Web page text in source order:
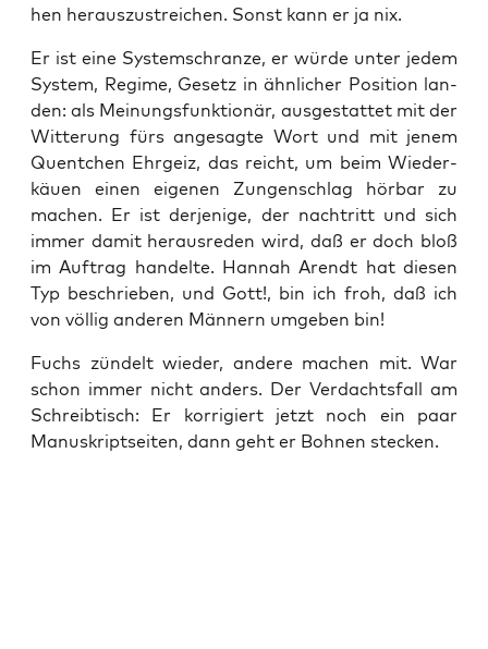
hen her­aus­zu­strei­chen. Sonst kann er ja nix.
Er ist eine Sys­tem­schran­ze, er wür­de unter jedem
Sys­tem, Regime, Gesetz in ähn­li­cher Posi­ti­on lan­
den: als Mei­nungs­funk­tio­när, aus­ge­stat­tet mit der
Wit­te­rung fürs ange­sag­te Wort und mit jenem
Quent­chen Ehr­geiz, das reicht, um beim Wie­der­
käu­en einen eige­nen Zun­gen­schlag hör­bar zu
machen. Er ist der­je­ni­ge, der nachtritt und sich
immer damit her­aus­re­den wird, daß er doch bloß
im Auf­trag han­del­te. Han­nah Are­ndt hat die­sen
Typ beschrie­ben, und Gott!, bin ich froh, daß ich
von völ­lig ande­ren Män­nern umge­ben bin!
Fuchs zün­delt wie­der, ande­re machen mit. War
schon immer nicht anders. Der Ver­dachts­fall am
Schreib­tisch: Er kor­ri­giert jetzt noch ein paar
Manu­skript­sei­ten, dann geht er Boh­nen stecken.